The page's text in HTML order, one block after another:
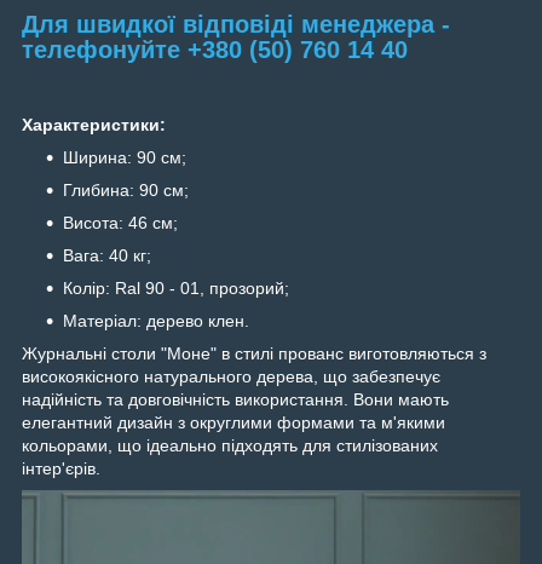
Для швидкої відповіді менеджера -
телефонуйте +380 (50) 760 14 40
Характеристики:
Ширина: 90 см;
Глибина: 90 см;
Висота: 46 см;
Вага: 40 кг;
Колір: Ral 90 - 01, прозорий;
Матеріал: дерево клен.
Журнальні столи "Моне" в стилі прованс виготовляються з
високоякісного натурального дерева, що забезпечує
надійність та довговічність використання. Вони мають
елегантний дизайн з округлими формами та м'якими
кольорами, що ідеально підходять для стилізованих
інтер'єрів.